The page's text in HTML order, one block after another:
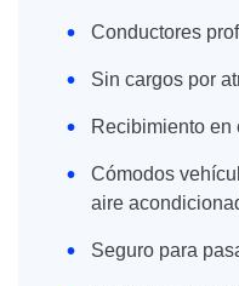
Conductores
Sin cargos por
Recibimiento en
Cómodos
aire
Seguro para